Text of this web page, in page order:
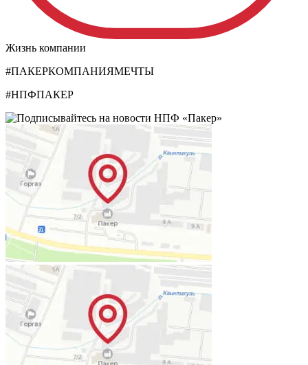
Жизнь компании
#ПАКЕРКОМПАНИЯМЕЧТЫ
#НПФПАКЕР